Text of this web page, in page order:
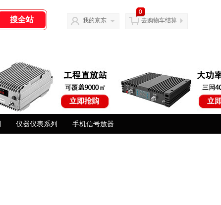
我的京东
0
去购物车结算
仪器仪表系列 手机信号放器